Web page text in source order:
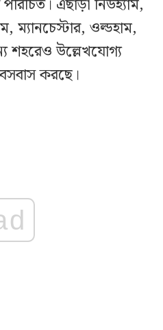
এছাড়া নিউহ্যাম,
ম্যানচেস্টার, ওল্ডহাম,
শহরেও উল্লেখযোগ্য
করছে।